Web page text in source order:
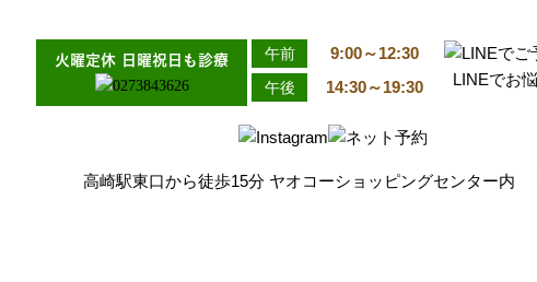
火曜定休 日曜祝日も診療 午前 9:00～12:30
午後 14:30～19:30 LINEでお
高崎駅東口から徒歩15分 ヤオコーショッピングセンター内